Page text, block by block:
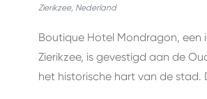
Zierikzee, Nederland
Boutique Hotel Mondragon, een
Zierikzee, is gevestigd aan de
het historische hart van de stad.